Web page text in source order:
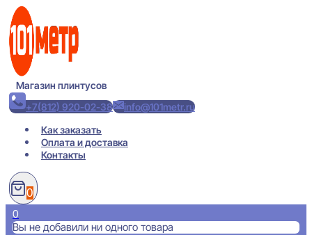
Перейти
содержимому
Магазин плинтусов
+7(812) 920-02-38
info@101metr.ru
Как заказать
Оплата и доставка
Контакты
0
0
Вы не добавили ни одного товара